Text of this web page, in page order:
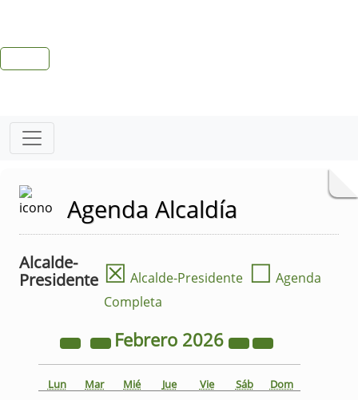
Agenda Alcaldía
Alcalde-
Presidente ☒ Alcalde-Presidente ☐ Agenda
Completa
Febrero 2026
Lun Mar Mié Jue Vie Sáb Dom